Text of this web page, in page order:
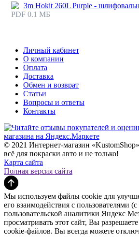
3m Hokit 260L Purple -
PDF 0.1 МБ
Личный кабинет
О компании
Оплата
Доставка
Обмен и возврат
Статьи
Вопросы и ответы
Контакты
© 2021 Интернет-магазин «KustomShop»
всё для покраски авто и не только!
Карта сайта
Полная версия сайта
Мы используем файлы cookie для
его взаимодействия с пользователями
пользовательской аналитики Яндекс
просматривать этот сайт, Вы
cookie-файлов. Вы всегда можете